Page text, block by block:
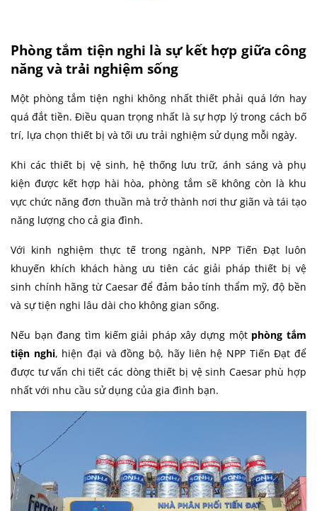
Phòng tắm tiện nghi là sự kết hợp giữa công
năng và trải nghiệm sống
Một phòng tắm tiện nghi không nhất thiết phải quá lớn hay
quá đắt tiền. Điều quan trọng nhất là sự hợp lý trong cách bố
trí, lựa chọn thiết bị và tối ưu trải nghiệm sử dụng mỗi ngày.
Khi các thiết bị vệ sinh, hệ thống lưu trữ, ánh sáng và phụ
kiện được kết hợp hài hòa, phòng tắm sẽ không còn là khu
vực chức năng đơn thuần mà trở thành nơi thư giãn và tái tạo
năng lượng cho cả gia đình.
Với kinh nghiệm thực tế trong ngành, NPP Tiến Đạt luôn
khuyến khích khách hàng ưu tiên các giải pháp thiết bị vệ
sinh chính hãng từ Caesar để đảm bảo tính thẩm mỹ, độ bền
và sự tiện nghi lâu dài cho không gian sống.
Nếu bạn đang tìm kiếm giải pháp xây dựng một phòng tắm
tiện nghi, hiện đại và đồng bộ, hãy liên hệ NPP Tiến Đạt để
được tư vấn chi tiết các dòng thiết bị vệ sinh Caesar phù hợp
nhất với nhu cầu sử dụng của gia đình bạn.